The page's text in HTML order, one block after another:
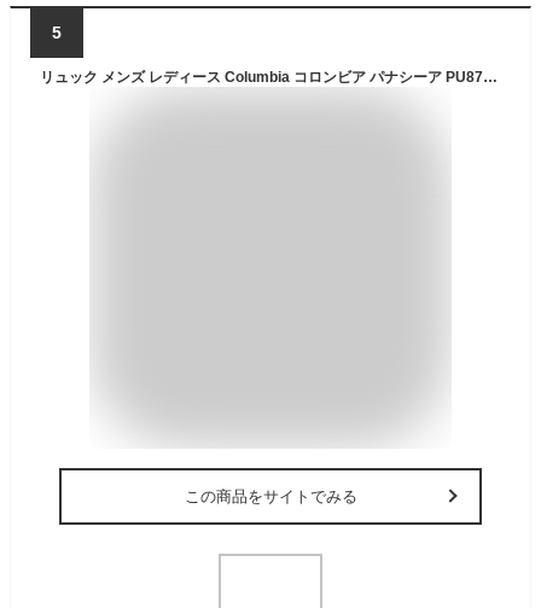
5
リュック メンズ レディース Columbia コロンビア パナシーア PU8709 バックパック 30L リュックサック アウトドア ブランド 通学 通勤 高校生 中学生 A4 PC パソコン 入る 15 14 インチ 撥水 大容量 軽量 丈夫 登山 ハイキング ビジネス 黒 ブラック グレー バッグ おしゃれ
この商品をサイトでみる